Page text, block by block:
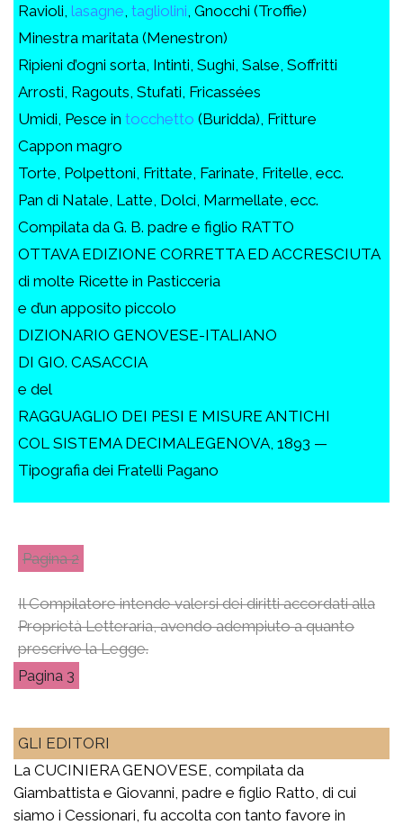
Ravioli, lasagne tagliolini , Gnocchi (Troffie)
Minestra maritata (Menestron)
Ripieni d’ogni sorta, Intinti, Sughi, Salse, Soffritti
Arrosti, Ragouts, Stufati, Fricassées
Umidi, Pesce in tocchetto (Buridda), Fritture
Cappon magro
Torte, Polpettoni, Frittate, Farinate, Fritelle, ecc.
Pan di Natale, Latte, Dolci, Marmellate, ecc.
Compilata da G. B. padre e figlio RATTO
OTTAVA EDIZIONE CORRETTA ED ACCRESCIUTA
di molte Ricette in Pasticceria
e d’un apposito piccolo
DIZIONARIO GENOVESE-ITALIANO
DI GIO. CASACCIA
e del
RAGGUAGLIO DEI PESI E MISURE ANTICHI
COL SISTEMA DECIMALEGENOVA, 1893 —
Tipografia dei Fratelli Pagano
2
Il Compilatore intende valersi dei diritti accordati alla
Proprietà Letteraria, avendo adempiuto a quanto
prescrive la Legge.
3
GLI EDITORI
La CUCINIERA GENOVESE, compilata da
Giambattista e Giovanni, padre e figlio Ratto, di cui
siamo i Cessionari, fu accolta con tanto favore in